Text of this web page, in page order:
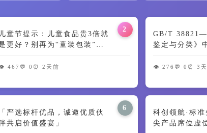
2
儿童节提示：儿童食品贵3倍就
更好？别再为“童装包装”交
467 💬 0 ⏰ 2天前
GB/T
鉴定与分类》
👁️ 276 💬 0 ⏰ 3
6
「严选标杆优品，诚邀优质伙
共启价值盛宴」
科创领航·标
尖产品席位虚